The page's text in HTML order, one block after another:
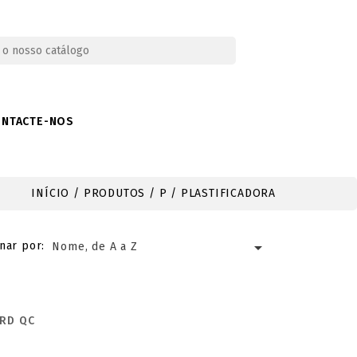
NOS
INÍCIO PRODUTOS P PLASTIFICADORA
por: Nome, de A a Z 
QC